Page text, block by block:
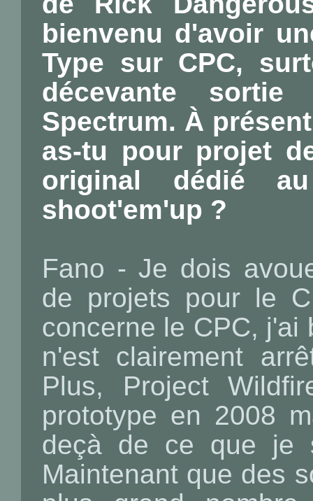
bienvenu d'avoir
Type sur CPC,
décevante
Spectrum. À
as-tu pour projet
original dédié
shoot'em'up ?
Fano - Je dois
de projets pour le
concerne le CPC, j'ai
n'est clairement
Plus, Project
prototype en 2008
deçà de ce que je
Maintenant que des